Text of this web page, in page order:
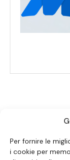
Per fornire le
i cookie per